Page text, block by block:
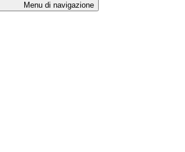
Menu di navigazione